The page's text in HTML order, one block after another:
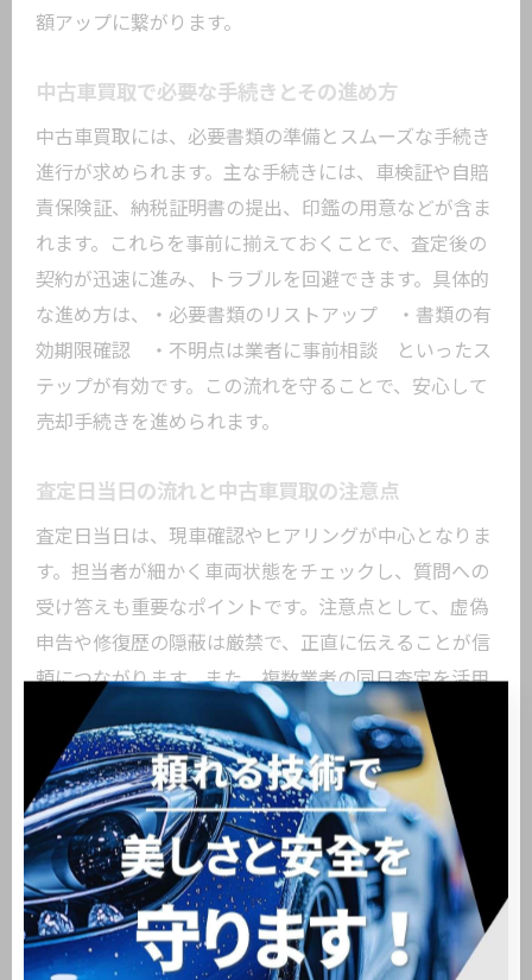
額アップに繋がります。
中古車買取で必要な手続きとその進め方
中古車買取には、必要書類の準備とスムーズな手続き
進行が求められます。主な手続きには、車検証や自賠
責保険証、納税証明書の提出、印鑑の用意などが含ま
れます。これらを事前に揃えておくことで、査定後の
契約が迅速に進み、トラブルを回避できます。具体的
な進め方は、・必要書類のリストアップ ・書類の有
効期限確認 ・不明点は業者に事前相談 といったス
テップが有効です。この流れを守ることで、安心して
売却手続きを進められます。
査定日当日の流れと中古車買取の注意点
査定日当日は、現車確認やヒアリングが中心となりま
す。担当者が細かく車両状態をチェックし、質問への
受け答えも重要なポイントです。注意点として、虚偽
申告や修復歴の隠蔽は厳禁で、正直に伝えることが信
頼につながります。また、複数業者の同日査定を活用
すれば、比較検討がしやすくなります。代表的な注意
事項は、・査定内容の確認 ・その場での即決を避け
る ・後日の追加請求の有無を確認 などです。冷静
な対応が高価買取への鍵となります。
中古車買取査定後の交渉ポイントを解説
査定後には、提示された買取価格について交渉する余
地があります。根拠となる市場相場や他社の見積もり